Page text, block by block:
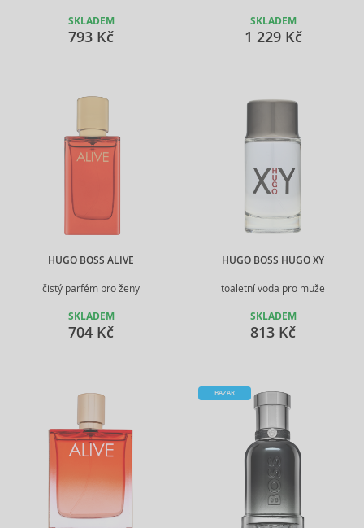
SKLADEM
793 Kč
SKLADEM
1 229 Kč
HUGO BOSS ALIVE
čistý parfém pro ženy
SKLADEM
704 Kč
HUGO BOSS HUGO XY
toaletní voda pro muže
SKLADEM
813 Kč
BAZAR